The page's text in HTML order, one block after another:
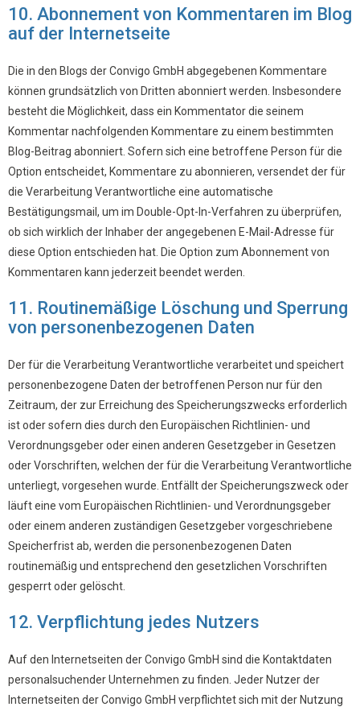
10. Abonnement von Kommentaren im Blog
auf der Internetseite
Die in den Blogs der Convigo GmbH abgegebenen Kommentare
können grundsätzlich von Dritten abonniert werden. Insbesondere
besteht die Möglichkeit, dass ein Kommentator die seinem
Kommentar nachfolgenden Kommentare zu einem bestimmten
Blog-Beitrag abonniert. Sofern sich eine betroffene Person für die
Option entscheidet, Kommentare zu abonnieren, versendet der für
die Verarbeitung Verantwortliche eine automatische
Bestätigungsmail, um im Double-Opt-In-Verfahren zu überprüfen,
ob sich wirklich der Inhaber der angegebenen E-Mail-Adresse für
diese Option entschieden hat. Die Option zum Abonnement von
Kommentaren kann jederzeit beendet werden.
11. Routinemäßige Löschung und Sperrung
von personenbezogenen Daten
Der für die Verarbeitung Verantwortliche verarbeitet und speichert
personenbezogene Daten der betroffenen Person nur für den
Zeitraum, der zur Erreichung des Speicherungszwecks erforderlich
ist oder sofern dies durch den Europäischen Richtlinien- und
Verordnungsgeber oder einen anderen Gesetzgeber in Gesetzen
oder Vorschriften, welchen der für die Verarbeitung Verantwortliche
unterliegt, vorgesehen wurde. Entfällt der Speicherungszweck oder
läuft eine vom Europäischen Richtlinien- und Verordnungsgeber
oder einem anderen zuständigen Gesetzgeber vorgeschriebene
Speicherfrist ab, werden die personenbezogenen Daten
routinemäßig und entsprechend den gesetzlichen Vorschriften
gesperrt oder gelöscht.
12. Verpflichtung jedes Nutzers
Auf den Internetseiten der Convigo GmbH sind die Kontaktdaten
personalsuchender Unternehmen zu finden. Jeder Nutzer der
Internetseiten der Convigo GmbH verpflichtet sich mit der Nutzung